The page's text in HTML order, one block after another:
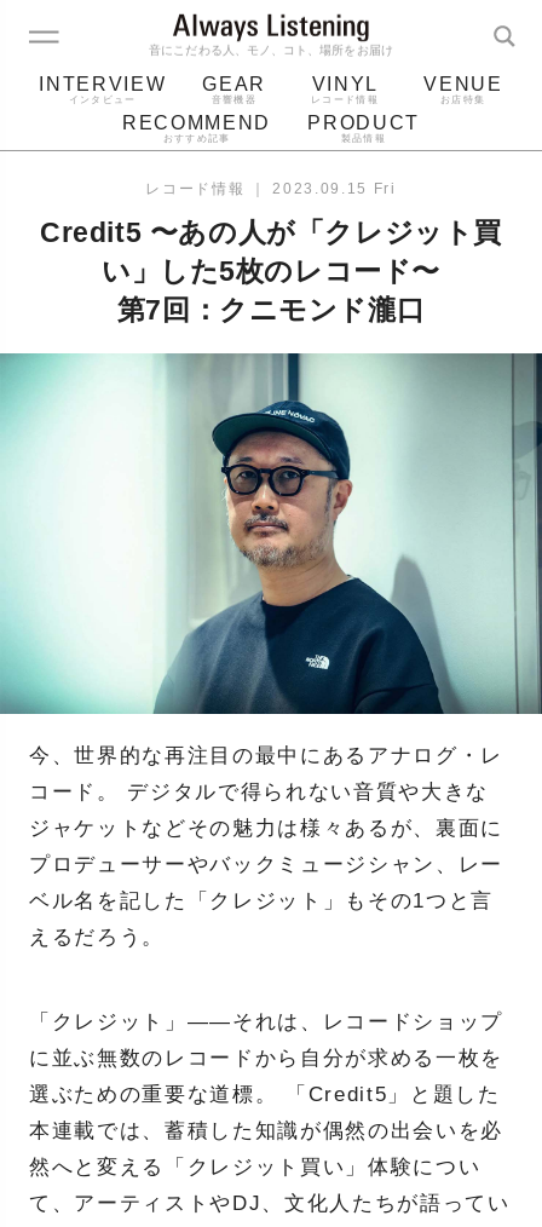
音にこだわる人、モノ、コト、場所をお届け
INTERVIEW
インタビュー
GEAR
音響機器
VINYL
レコード情報
VENUE
お店特集
RECOMMEND
おすすめ記事
PRODUCT
製品情報
ジャケット bluetooth
レコード針
レコード情報 ｜ 2023.09.15 Fri
Credit5 〜あの人が「クレジット買
い」した5枚のレコード〜
第7回：クニモンド瀧口
今、世界的な再注目の最中にあるアナログ・レ
コード。 デジタルで得られない音質や大きな
ジャケットなどその魅力は様々あるが、裏面に
プロデューサーやバックミュージシャン、レー
ベル名を記した「クレジット」もその1つと言
えるだろう。
「クレジット」――それは、レコードショップ
に並ぶ無数のレコードから自分が求める一枚を
選ぶための重要な道標。 「Credit5」と題した
本連載では、蓄積した知識が偶然の出会いを必
然へと変える「クレジット買い」体験につい
て、アーティストやDJ、文化人たちが語ってい